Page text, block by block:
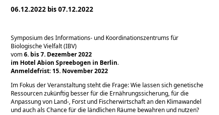
06.12.2022 bis 07.12.2022
Symposium des Informations- und Koordinationszentrums für
Biologische Vielfalt (IBV)
vom6. bis 7. Dezember 2022
im Hotel Abion Spreebogen in Berlin.
Anmeldefrist: 15. November 2022
Im Fokus der Veranstaltung steht die Frage: Wie lassen sich genetische
Ressourcen zukünftig besser für die Ernährungssicherung, für die
Anpassung von Land-, Forst und Fischerwirtschaft an den Klimawandel
und auch als Chance für die ländlichen Räume bewahren und nutzen?